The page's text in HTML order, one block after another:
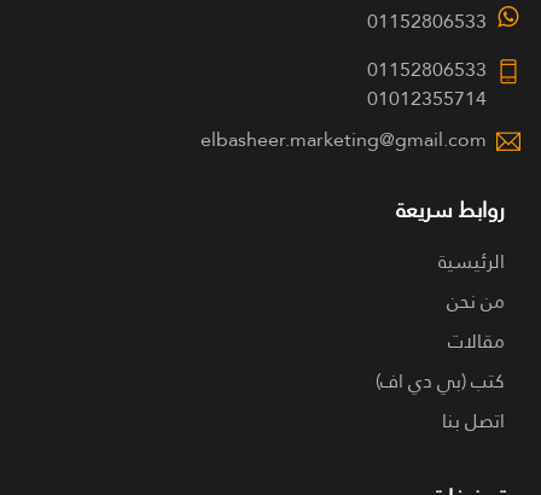
01152806533
01152806533
01012355714
elbasheer.marketing@gmail.com
روابط سريعة
الرئيسية
من نحن
مقالات
كتب (بي دي اف)
اتصل بنا